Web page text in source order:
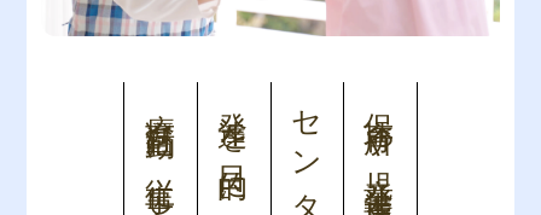
保育所や児童発達支援